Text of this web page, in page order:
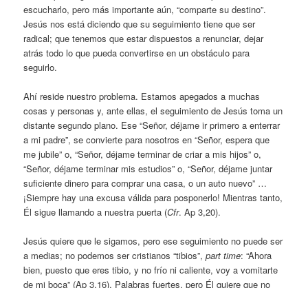
escucharlo, pero más importante aún, “comparte su destino”.
Jesús nos está diciendo que su seguimiento tiene que ser
radical; que tenemos que estar dispuestos a renunciar, dejar
atrás todo lo que pueda convertirse en un obstáculo para
seguirlo.
Ahí reside nuestro problema. Estamos apegados a muchas
cosas y personas y, ante ellas, el seguimiento de Jesús toma un
distante segundo plano. Ese “Señor, déjame ir primero a enterrar
a mi padre”, se convierte para nosotros en “Señor, espera que
me jubile” o, “Señor, déjame terminar de criar a mis hijos” o,
“Señor, déjame terminar mis estudios” o, “Señor, déjame juntar
suficiente dinero para comprar una casa, o un auto nuevo” …
¡Siempre hay una excusa válida para posponerlo! Mientras tanto,
Él sigue llamando a nuestra puerta (Cfr. Ap 3,20).
Jesús quiere que le sigamos, pero ese seguimiento no puede ser
a medias; no podemos ser cristianos “tibios”,part time: “Ahora
bien, puesto que eres tibio, y no frío ni caliente, voy a vomitarte
de mi boca” (Ap 3,16). Palabras fuertes, pero Él quiere que no